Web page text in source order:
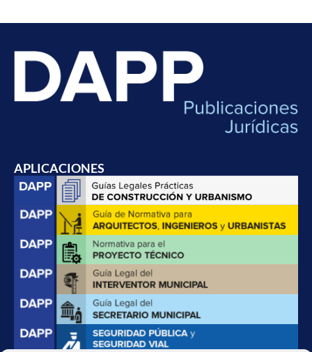
APLICACIONES